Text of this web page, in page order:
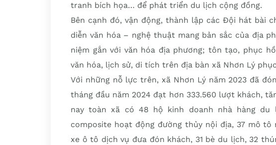
tranh bích họa… để phát triển du lịch cộng đồng.
Bên cạnh đó, vận động, thành lập các Đội hát bài
diễn văn hóa – nghệ thuật mang bản sắc của địa
niệm gắn với văn hóa địa phương; tôn tạo, phục
văn hóa, lịch sử, di tích trên địa bàn xã Nhơn Lý
Với những nỗ lực trên, xã Nhơn Lý năm 2023 đã
tháng đầu năm 2024 đạt hơn 333.560 lượt khách,
nay toàn xã có 48 hộ kinh doanh nhà hàng du
composite hoạt động đường thủy nội địa, 37 mô
xe ô tô dịch vụ đưa đón khách, 31 bè du lịch, 32